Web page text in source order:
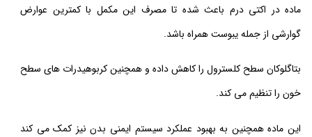
ماده در اکتی درم باعث شده تا مصرف این مکمل با کمترین عوارض
گوارشی از جمله یبوست همراه باشد.
بتاگلوکان سطح کلسترول را کاهش داده و همچنین کربوهیدرات های سطح
خون را تنظیم می کند.
این ماده همچنین به بهبود عملکرد سیستم ایمنی بدن نیز کمک می کند